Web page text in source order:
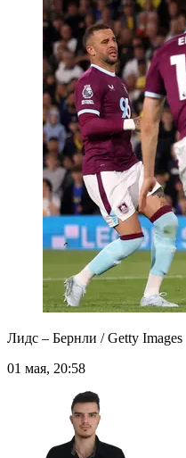
Лидс – Бернли / Getty Images
01 мая, 20:58